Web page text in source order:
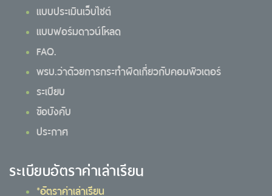
แบบประเมินเว็บไซต์
แบบฟอร์มดาวน์โหลด
FAQ.
พรบ.ว่าด้วยการกระทำผิดเกี่ยวกับคอมพิวเตอร์
ระเบียบ
ข้อบังคับ
ประกาศ
ระเบียบอัตราค่าเล่าเรียน
*อัตราค่าเล่าเรียน